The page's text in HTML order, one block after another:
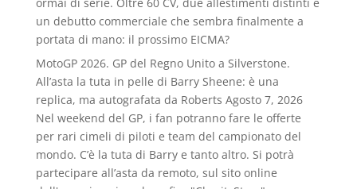
un debutto commerciale che sembra finalmente a
portata di mano: il prossimo EICMA?
MotoGP 2026. GP del Regno Unito a Silverstone.
All’asta la tuta in pelle di Barry Sheene: è una
replica, ma autografata da Roberts Agosto 7, 2026
Nel weekend del GP, i fan potranno fare le offerte
per rari cimeli di piloti e team del campionato del
mondo. C’è la tuta di Barry e tanto altro. Si potrà
partecipare all’asta da remoto, sul sito online